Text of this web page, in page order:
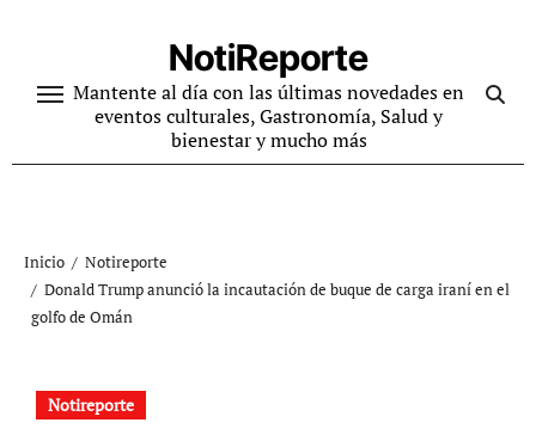
contenido
NotiReporte
Mantente al día con las últimas novedades en
eventos culturales, Gastronomía, Salud y
bienestar y mucho más
Inicio
Notireporte
Donald Trump anunció la incautación de buque de carga iraní en el
golfo de Omán
Notireporte